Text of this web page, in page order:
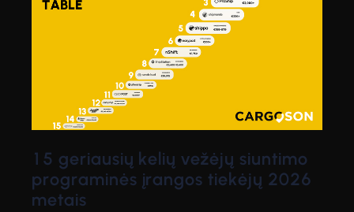
15 geriausių kelių vežėjų siuntimo
programinės įrangos tiekėjų 2026
metais